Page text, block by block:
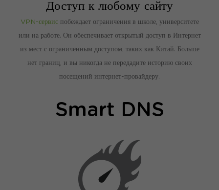
Доступ к любому сайту
VPN-сервиспобеждает ограничения в школе, университете
или на работе. Он обеспечивает открытый доступ в Интернет
из мест с ограниченным доступом, таких как Китай. Больше
нет границ, и вы никогда не передадите историю своих
посещений интернет-провайдеру.
Smart DNS